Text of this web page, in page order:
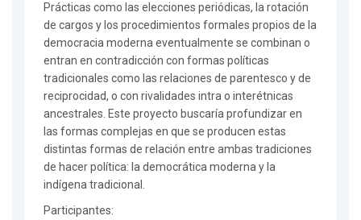
Prácticas como las elecciones periódicas, la rotación
de cargos y los procedimientos formales propios de la
democracia moderna eventualmente se combinan o
entran en contradicción con formas políticas
tradicionales como las relaciones de parentesco y de
reciprocidad, o con rivalidades intra o interétnicas
ancestrales. Este proyecto buscaría profundizar en
las formas complejas en que se producen estas
distintas formas de relación entre ambas tradiciones
de hacer política: la democrática moderna y la
indígena tradicional.
Participantes: